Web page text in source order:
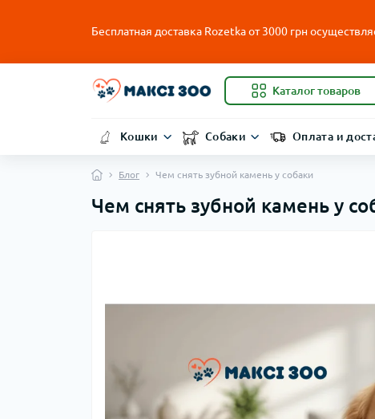
Бесплатная доставка Rozetka от3000 грн
Каталог товаров
Кошки Собаки Оплата и
Блог Чем снять зубной камень у собаки
Чем снять зубной камень у